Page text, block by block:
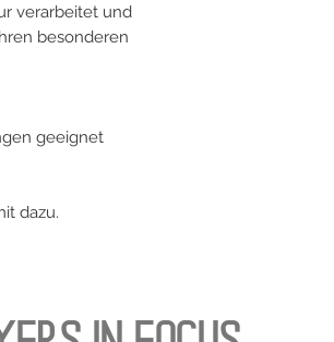
verarbeitet und
besonderen
geeignet
dazu.